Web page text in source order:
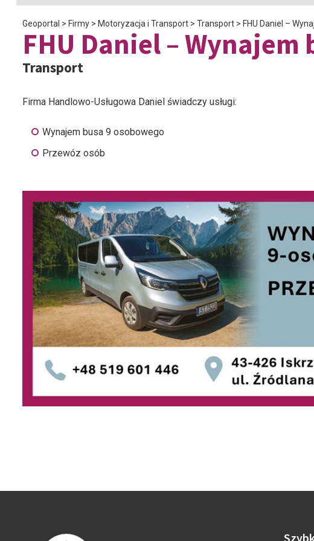
Geoportal > Firmy > Motoryzacja i Transport > Transport > FHU Daniel –
FHU Daniel – Wynajem
Transport
Firma Handlowo-Usługowa Daniel świadczy usługi:
Wynajem busa 9 osobowego
Przewóz osób